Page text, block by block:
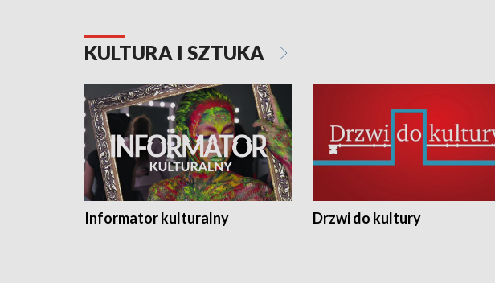
KULTURA I SZTUKA
Informator kulturalny Drzwi do kultury